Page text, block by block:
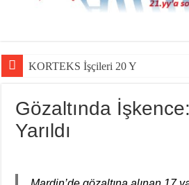
KORTEKS İşçileri 20 Yıllık Sul
Gözaltında
Yarıldı